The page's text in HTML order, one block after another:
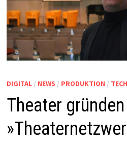
DIGITAL / NEWS / PRODUKTION /
Theater gründen